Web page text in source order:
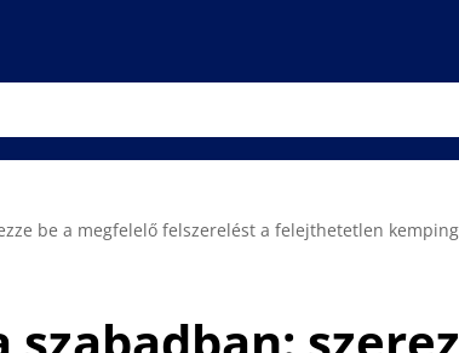
be a megfelelő felszerelést a felejthetetlen